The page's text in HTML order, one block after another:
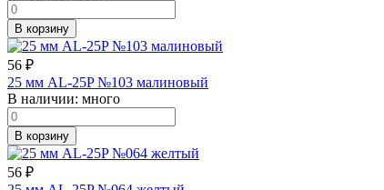
В корзину
56 ₽
25 мм AL-25P №103 малиновый
В наличии: много
В корзину
56 ₽